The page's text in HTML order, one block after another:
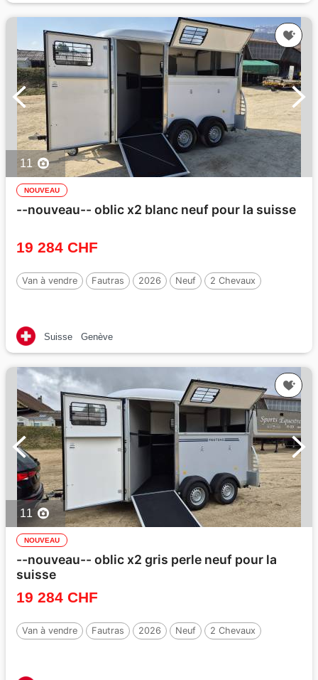
11
NOUVEAU
--nouveau-- oblic x2 blanc neuf pour la suisse
19 284 CHF
Van à vendre Fautras 2026 Neuf 2 Chevaux
Suisse Genève
11
NOUVEAU
--nouveau-- oblic x2 gris perle neuf pour la
suisse
19 284 CHF
Van à vendre Fautras 2026 Neuf 2 Chevaux